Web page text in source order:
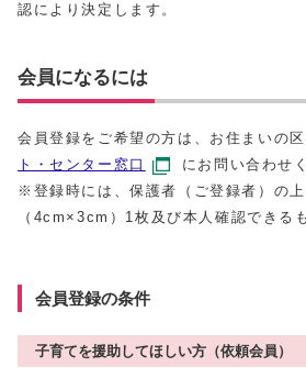
認により決定します。
会員になるには
会員登録をご希望の方は、お住まいの
ト・センター窓口
にお問い合わせ
※登録時には、保護者（ご登録者）の
（4cm×3cm）1枚及び本人確認できる
会員登録の条件
子育てを援助してほしい方（依頼会員）